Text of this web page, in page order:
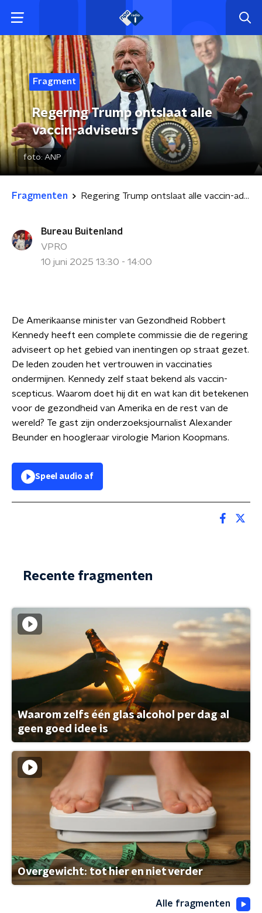
Fragment
Regering Trump ontslaat alle
vaccin-adviseurs
foto: ANP
Fragmenten Regering Trump ontslaat alle vaccin-adviseurs
Bureau Buitenland
VPRO
10 juni 2025 13:30 - 14:00
De Amerikaanse minister van Gezondheid Robbert
Kennedy heeft een complete commissie die de regering
adviseert op het gebied van inentingen op straat gezet.
De leden zouden het vertrouwen in vaccinaties
ondermijnen. Kennedy zelf staat bekend als vaccin-
scepticus. Waarom doet hij dit en wat kan dit betekenen
voor de gezondheid van Amerika en de rest van de
wereld? Te gast zijn onderzoeksjournalist Alexander
Beunder en hoogleraar virologie Marion Koopmans.
Speel audio af
Recente fragmenten
Waarom zelfs één glas alcohol per dag al
geen goed idee is
Overgewicht: tot hier en niet verder
Alle fragmenten